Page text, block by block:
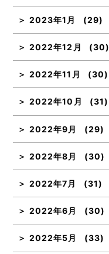
2023年1月 (29)
2022年12月 (30)
2022年11月 (30)
2022年10月 (31)
2022年9月 (29)
2022年8月 (30)
2022年7月 (31)
2022年6月 (30)
2022年5月 (33)